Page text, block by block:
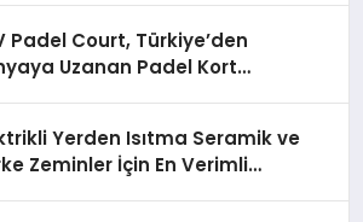
Padel Court, Türkiye’den
Uzanan Padel Kort
Yerden Isıtma Seramik ve
Zeminler İçin En Verimli